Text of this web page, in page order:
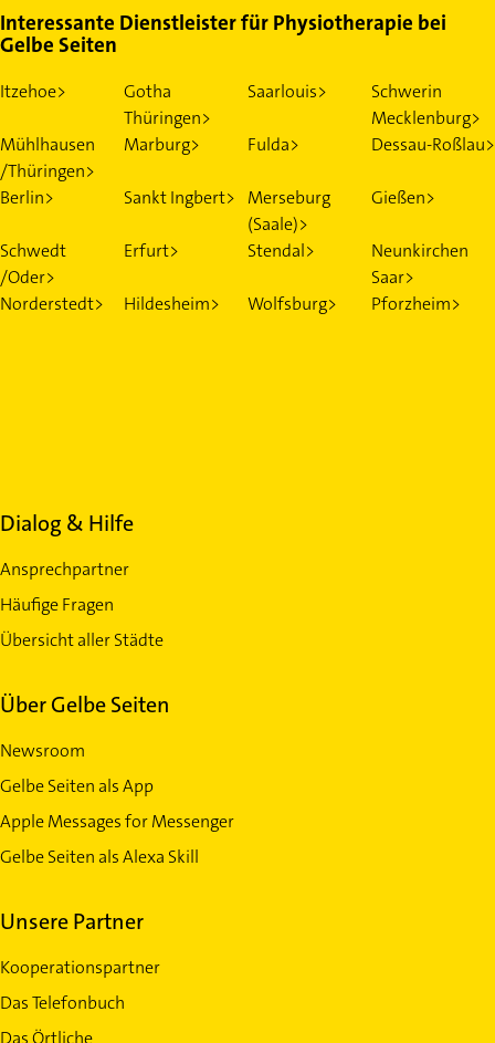
Interessante Dienstleister für Physiotherapie bei
Gelbe Seiten
Itzehoe>
Gotha
Thüringen>
Saarlouis>
Schwerin
Mecklenburg>
Mühlhausen
/Thüringen>
Marburg> Fulda> Dessau-Roßlau>
Berlin> Sankt Ingbert>
Merseburg
(Saale)>
Gießen>
Schwedt
/Oder>
Erfurt> Stendal>
Neunkirchen
Saar>
Norderstedt>
Hildesheim> Wolfsburg> Pforzheim>
Dialog & Hilfe
Ansprechpartner
Häufige Fragen
Übersicht aller Städte
Über Gelbe Seiten
Newsroom
Gelbe Seiten als App
Apple Messages for Messenger
Gelbe Seiten als Alexa Skill
Unsere Partner
Kooperationspartner
Das Telefonbuch
Das Örtliche